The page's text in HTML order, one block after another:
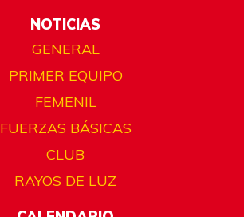
NOTICIAS
GENERAL
PRIMER EQUIPO
FEMENIL
FUERZAS BÁSICAS
CLUB
RAYOS DE LUZ